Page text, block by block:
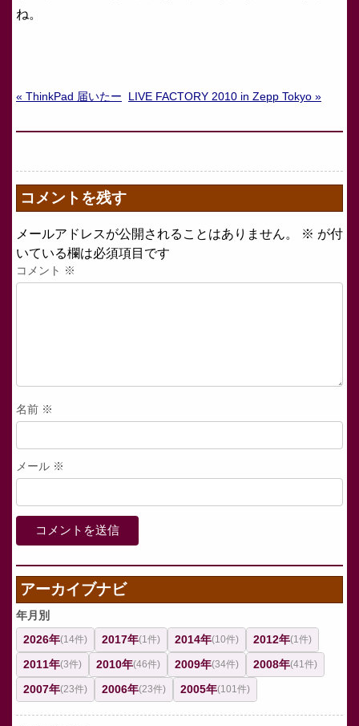
ね。
« ThinkPad 届いたー LIVE FACTORY 2010 in Zepp Tokyo »
コメントを残す
メールアドレスが公開されることはありません。 ※ が付
いている欄は必須項目です
コメント ※
名前 ※
メール ※
アーカイブナビ
年月別
2026年(14件) 2017年(1件) 2014年(10件) 2012年(1件)
2011年(3件) 2010年(46件) 2009年(34件) 2008年(41件)
2007年(23件) 2006年(23件) 2005年(101件)